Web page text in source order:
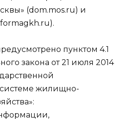
(dom.mos.ru) и
пунктом 4.1
закона от 21 июля 2014
жилищно-